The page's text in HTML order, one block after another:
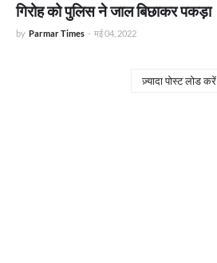
गिरोह को पुलिस ने जाल बिछाकर पकड़ा
by Parmar Times - मई 04, 2022
ज़्यादा पोस्ट लोड करें